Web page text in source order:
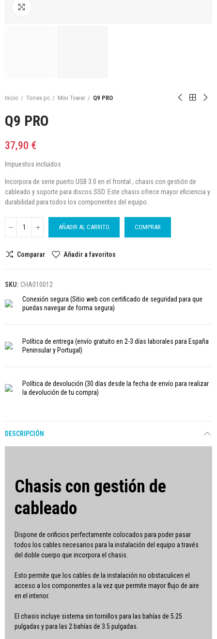
Inicio Torres pc Mini Tower Q9 PRO
Q9 PRO
37,90 €
Impuestos incluidos
Incorpora de serie puerto USB 3.0 en el frontal , chasis con gestión de
cableado y soporte para discos SSD. Este chasis ofrece mayor eficiencia y
durabilidad para todos los componentes del equipo.
AÑADIR AL CARRITO COMPRAR
Comparar Añadir a favoritos
SKU: CHA010012
Conexión segura (Sitio web con certificado de seguridad para que
puedas navegar de forma segura)
Política de entrega (envío gratuito en 2-3 días laborales para España
Peninsular y Portugal)
Política de devolución (30 días desde la fecha de envío para realizar
la devolución de tu compra)
DESCRIPCIÓN
Chasis con gestión de
cableado
Dispone de orificios perfectamente colocados para poder pasar
todos los cables necesarios para la instalación del equipo a través
del doble cuerpo que incorpora el chasis.
Esto permite que los cables de la instalación no obstaculicen el
acceso a los componentes a la vez que permite mayor flujo de aire
en el interior.
El chasis incluye sistema sin tornillos para las bahías de 5.25
pulgadas y para las 2 bahías de 3.5 pulgadas.